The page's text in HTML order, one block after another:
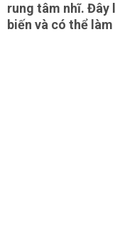
rung tâm nhĩ. Đây
biến và có thể